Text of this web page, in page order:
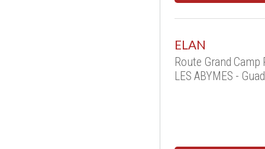
ELAN
Route Grand
LES ABYMES -